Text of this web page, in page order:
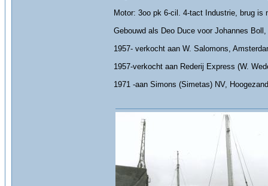
Motor: 3oo pk 6-cil. 4-tact Industrie, brug is
Gebouwd als Deo Duce voor Johannes
1957- verkocht aan W. Salomons,
1957-verkocht aan Rederij Express (W.
1971 -aan Simons (Simetas) NV,